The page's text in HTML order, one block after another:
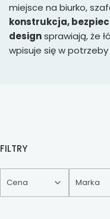
miejsce na biurko,
konstrukcja,
designsprawiają, że
wpisuje się w
FILTRY
Cena Marka